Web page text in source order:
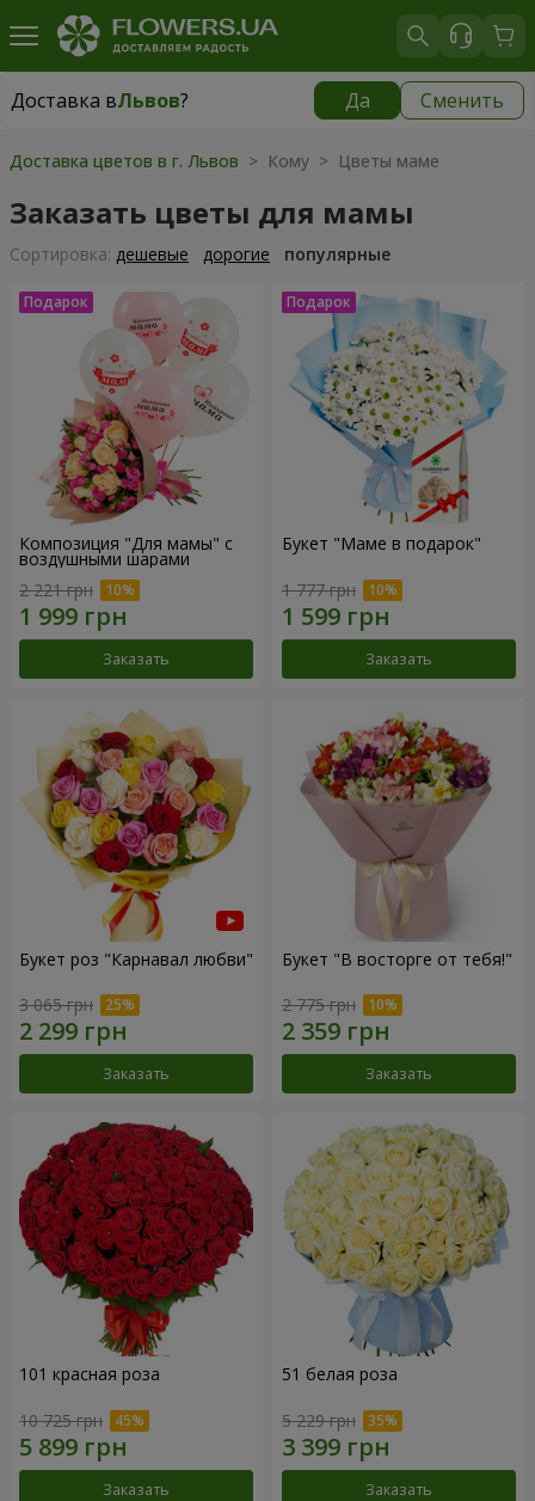
Доставка вЛьвов? Да Сменить
Доставка вЛьвов|
Доставка цветов в г. Львов > Кому > Цветы маме
Заказать цветы для мамы
Cортировка: дешевые дорогие популярные
Композиция "Для мамы" с
воздушными шарами
2 221 грн
Заказать
Букет "Маме в подарок"
1 777 грн
Заказать
Букет роз "Карнавал любви"
3 065 грн
Заказать
Букет "В восторге от тебя!"
2 775 грн
Заказать
101 красная роза
10 725 грн
Заказать
51 белая роза
5 229 грн
Заказать